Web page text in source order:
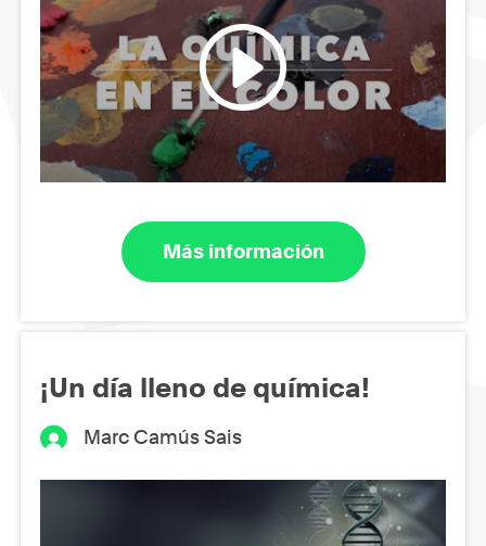
Más información
¡Un día lleno de química!
Marc Camús Sais